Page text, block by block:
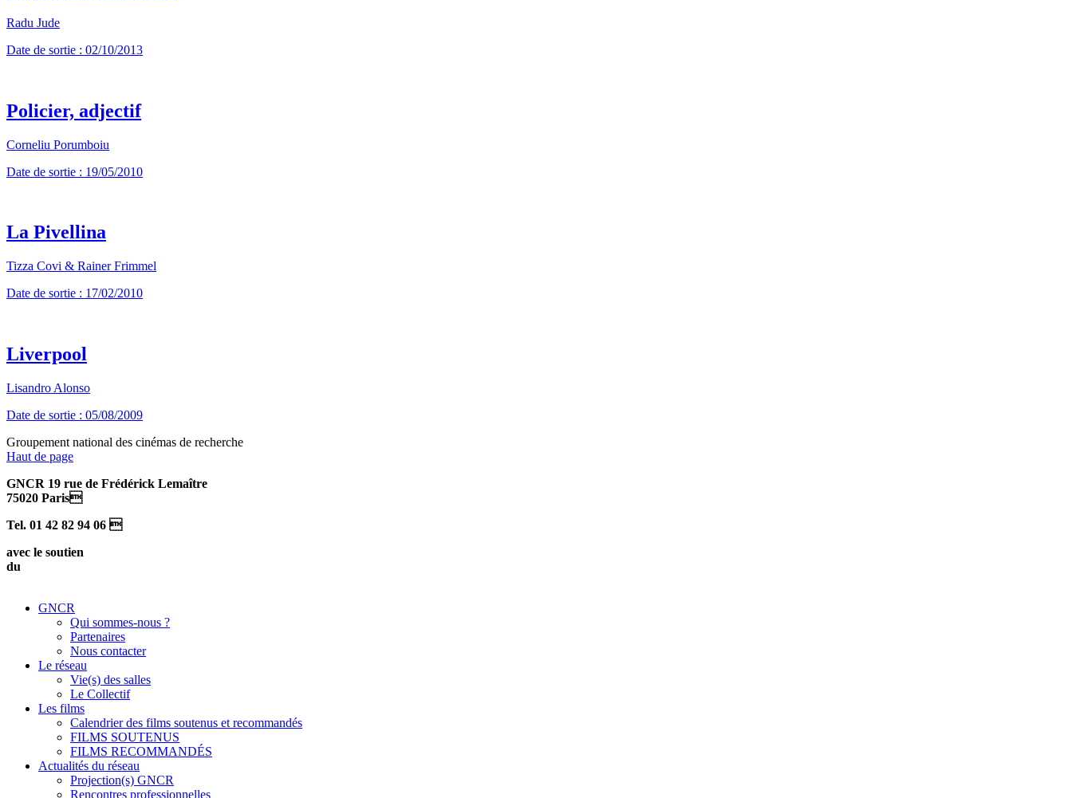
Radu Jude
Date de sortie : 02/10/2013
Policier, adjectif
Corneliu Porumboiu
Date de sortie : 19/05/2010
La Pivellina
Tizza Covi & Rainer Frimmel
Date de sortie : 17/02/2010
Liverpool
Lisandro Alonso
Date de sortie : 05/08/2009
Groupement national des cinémas de recherche
Haut de page
GNCR 19 rue de Frédérick Lemaître
75020 Paris
Tel. 01 42 82 94 06 
avec le soutien
du
GNCR
Qui sommes-nous ?
Partenaires
Nous contacter
Le réseau
Vie(s) des salles
Le Collectif
Les films
Calendrier des films soutenus et recommandés
FILMS SOUTENUS
FILMS RECOMMANDÉS
Actualités du réseau
Projection(s) GNCR
Rencontres professionnelles